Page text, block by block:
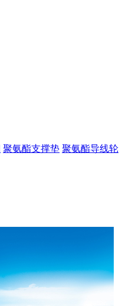
聚氨酯支撑垫 聚氨酯导线轮